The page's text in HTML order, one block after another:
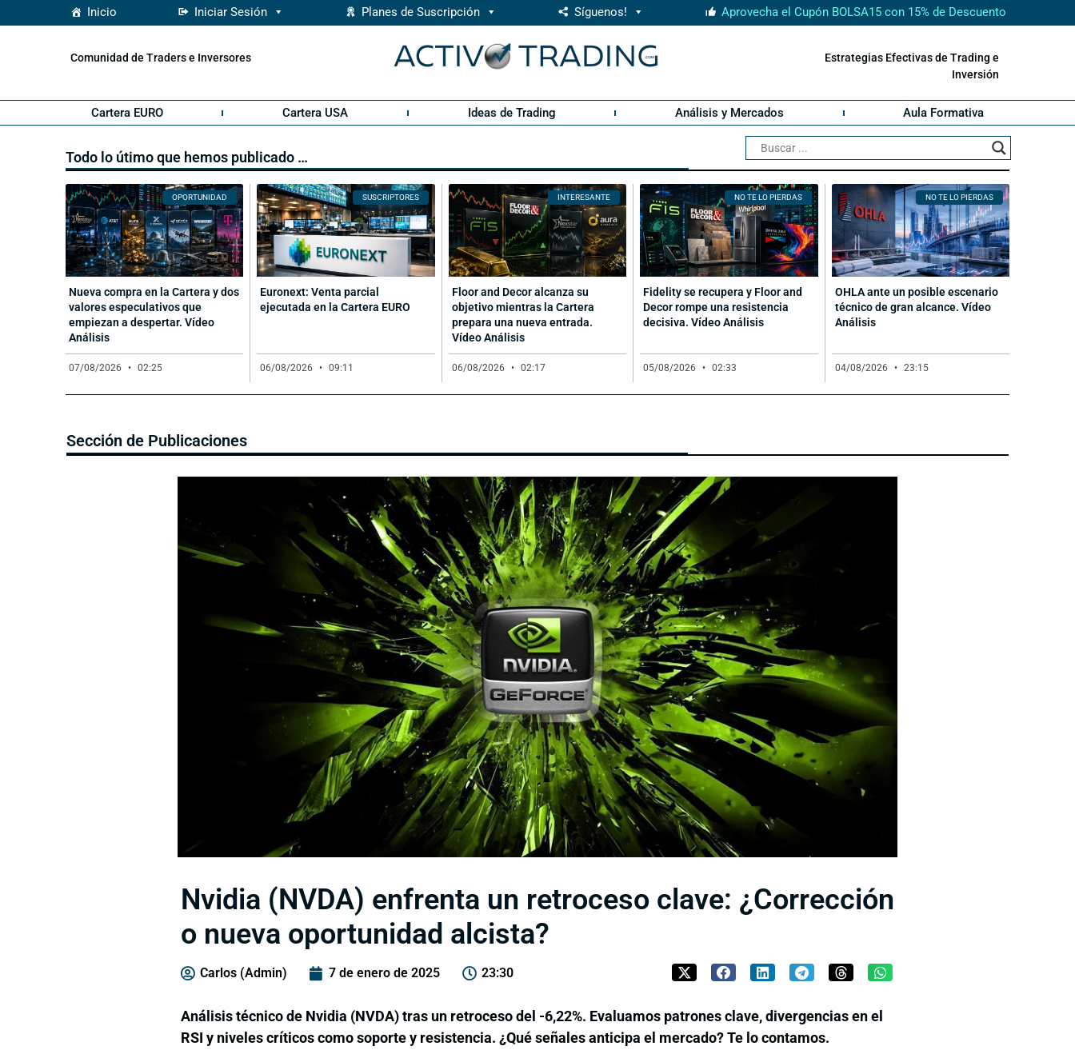
Inicio Iniciar Sesión Planes de Suscripción Síguenos! Aprovecha el Cupón BOLSA15 con 15% de Descuento
Comunidad de Traders e Inversores
Estrategias Efectivas de Trading e
Inversión
Cartera EURO Cartera USA Ideas de Trading Análisis y Mercados Aula Formativa
Todo lo útimo que hemos publicado …
OPORTUNIDAD
Nueva compra en la Cartera y dos
valores especulativos que
empiezan a despertar. Vídeo
Análisis
07/08/2026 02:25
SUSCRIPTORES
Euronext: Venta parcial
ejecutada en la Cartera EURO
06/08/2026 09:11
INTERESANTE
Floor and Decor alcanza su
objetivo mientras la Cartera
prepara una nueva entrada.
Vídeo Análisis
06/08/2026 02:17
NO TE LO PIERDAS
Fidelity se recupera y Floor and
Decor rompe una resistencia
decisiva. Vídeo Análisis
05/08/2026 02:33
NO TE LO PIERDAS
OHLA ante un posible escenario
técnico de gran alcance. Vídeo
Análisis
04/08/2026 23:15
Sección de Publicaciones
Nvidia (NVDA) enfrenta un retroceso clave: ¿Corrección
o nueva oportunidad alcista?
Carlos (Admin) 7 de enero de 2025 23:30
Análisis técnico de Nvidia (NVDA) tras un retroceso del -6,22%. Evaluamos patrones clave, divergencias en el
RSI y niveles críticos como soporte y resistencia. ¿Qué señales anticipa el mercado? Te lo contamos.